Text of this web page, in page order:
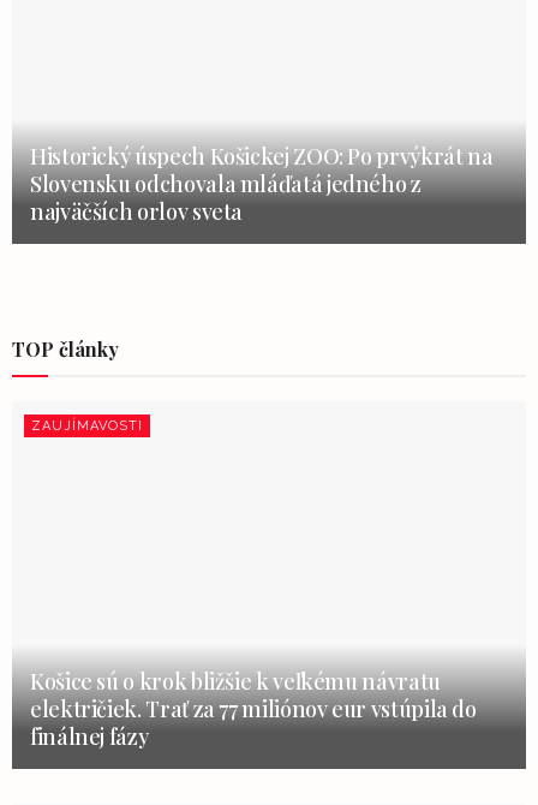
Historický úspech Košickej ZOO: Po prvýkrát na
Slovensku odchovala mláďatá jedného z
najväčších orlov sveta
TOP články
ZAUJÍMAVOSTI
Košice sú o krok bližšie k veľkému návratu
električiek. Trať za 77 miliónov eur vstúpila do
finálnej fázy